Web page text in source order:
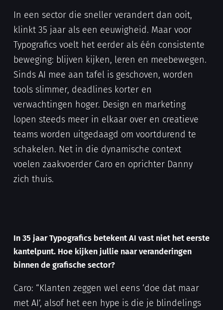
In een sector die sneller verandert dan ooit,
klinkt 35 jaar als een eeuwigheid. Maar voor
Typografics voelt het eerder als één consistente
beweging: blijven kijken, leren en meebewegen.
Sinds AI mee aan tafel is geschoven, worden
tools slimmer, deadlines korter en
verwachtingen hoger. Design en marketing
lopen steeds meer in elkaar over en creatieve
teams worden uitgedaagd om voortdurend te
schakelen. Net in die dynamische context
voelen zaakvoerder Caro en oprichter Danny
zich thuis.
In 35 jaar Typografics betekent AI vast niet het eerste
kantelpunt. Hoe kijken jullie naar veranderingen
binnen de grafische sector?
Caro: “Klanten zeggen wel eens ‘doe dat maar
met AI’, alsof het een hype is die je blindelings